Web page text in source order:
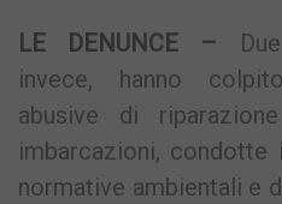
LE DENUNCE –
invece, hanno
abusive di
imbarcazioni,
normative ambientali e